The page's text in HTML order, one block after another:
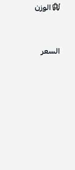
الوزن
السعر